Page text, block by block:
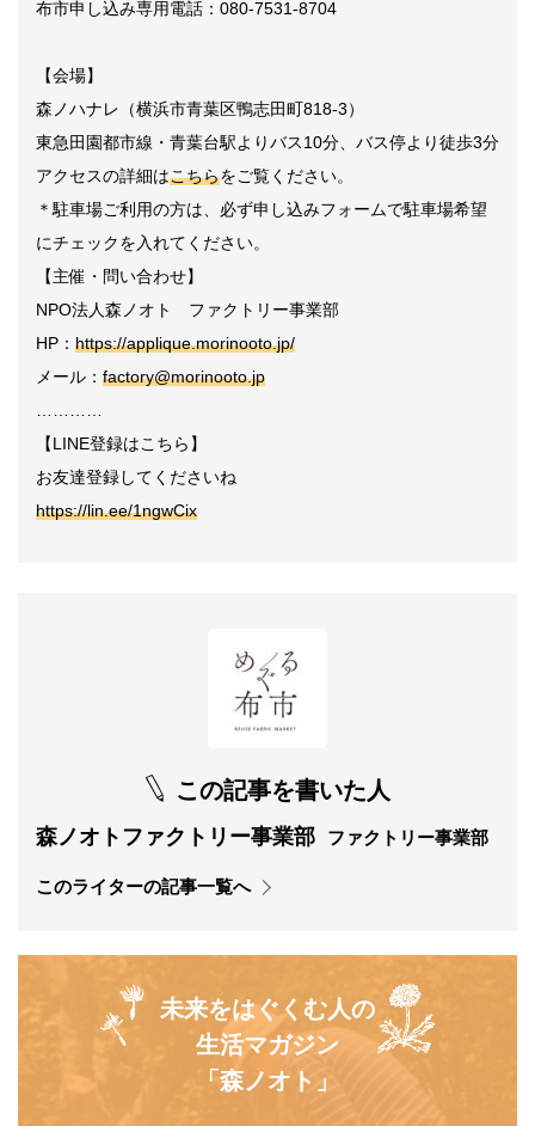
布市申し込み専用電話：080-7531-8704
【会場】
森ノハナレ（横浜市青葉区鴨志田町818-3）
東急田園都市線・青葉台駅よりバス10分、バス停より徒歩3分
アクセスの詳細はこちらをご覧ください。
＊駐車場ご利用の方は、必ず申し込みフォームで駐車場希望
にチェックを入れてください。
【主催・問い合わせ】
NPO法人森ノオト ファクトリー事業部
HP： https://applique.morinooto.jp/
メール： factory@morinooto.jp
【LINE登録はこちら】
お友達登録してくださいね
https://lin.ee/1ngwCix
この記事を書いた人
森ノオトファクトリー事業部 ファクトリー事業部
このライターの記事一覧へ
未来をはぐくむ人の
生活マガジン
「森ノオト」